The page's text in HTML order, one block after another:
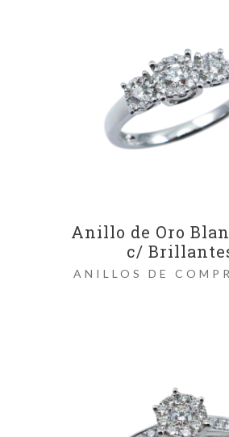
Anillo de Oro
c/
ANILLOS DE